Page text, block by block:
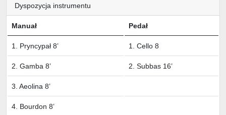
Dyspozycja instrumentu
Manuał Pedał
1. Pryncypał 8’ 1. Cello 8
2. Gamba 8’ 2. Subbas 16’
3. Aeolina 8’
4. Bourdon 8’